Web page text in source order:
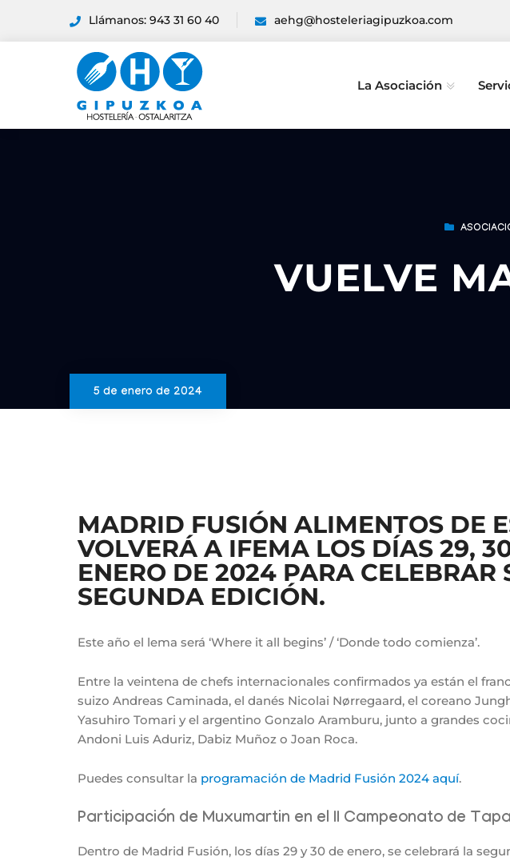
Llámanos: 943 31 60 40 aehg@hosteleriagipuzkoa.com
La Asociación
VUELVE
5 de enero de 2024
MADRID FUSIÓN ALIMENTOS DE
VOLVERÁ A IFEMA LOS DÍAS 29,
ENERO DE 2024 PARA CELEBRAR
SEGUNDA EDICIÓN.
Este año el lema será ‘Where it all begins’ / ‘Donde todo comienza’.
Entre la veintena de chefs internacionales confirmados ya están el
suizo Andreas Caminada, el danés Nicolai Nørregaard, el coreano
Yasuhiro Tomari y el argentino Gonzalo Aramburu, junto a grandes
Andoni Luis Aduriz, Dabiz Muñoz o Joan Roca.
Puedes consultar la programación de Madrid Fusión 2024 aquí.
Participación de Muxumartin en el II Campeonato de
Dentro de Madrid Fusión, los días 29 y 30 de enero, se celebrará la